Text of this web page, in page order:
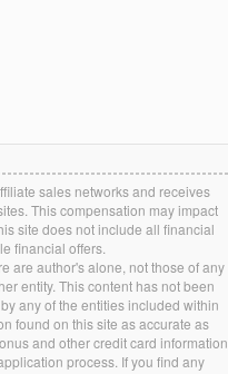
sales networks and receives
This compensation may impact
site does not include all financial
financial offers.
are author's alone, not those of any
entity. This content has not been
any of the entities included within
found on this site as accurate as
and other credit card information
process. If you find any